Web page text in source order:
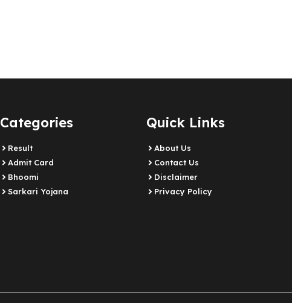
Categories
Result
Admit Card
Bhoomi
Sarkari Yojana
Quick Links
About Us
Contact Us
Disclaimer
Privacy Policy